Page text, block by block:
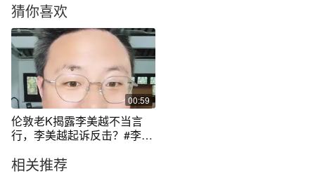
猜你喜欢
00:59
伦敦老K揭露李美越不当言
行，李美越起诉反击？#李美
相关推荐